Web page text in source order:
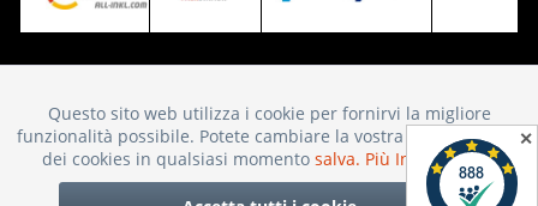
✕
Funktionale Attivo
Marketing Inattivo
Questo sito web utilizza i cookie per fornirvi la migliore
funzionalità possibile. Potete cambiare la vostra scelta sull'uso
dei cookies in qualsiasi momento salva. Più Informazioni